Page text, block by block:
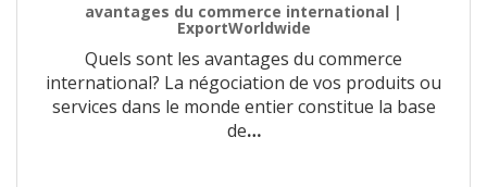
avantages du commerce international |
ExportWorldwide
Quels sont les avantages du commerce
international? La négociation de vos produits ou
services dans le monde entier constitue la base
de…